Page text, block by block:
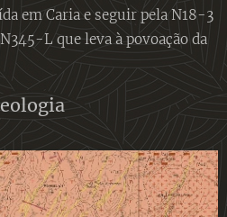
em Caria e seguir pela N18-3
L que leva à povoação da